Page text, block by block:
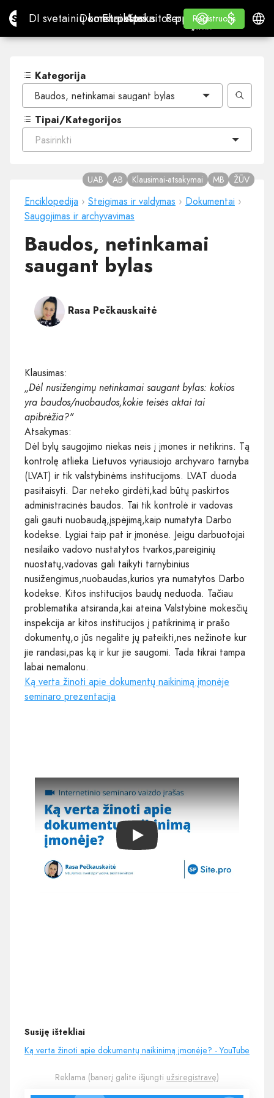
Site.proDI svetainių konstruktorius
DI svetainių konstruktorius
Domenai
DomenaiEl. paštas
El. paštasApskaitos programa
Apskaitos programa
Perpardavėjams
„WHITE LABEL“
Mokymasis
Mokymasis
Registruotis
Registruotis
Prisijungti
$
$
Kategorija
Baudos, netinkamai saugant bylas
Tipai/Kategorijos
Pasirinkti
Enciklopedija › Steigimas ir valdymas › Dokumentai ›
Saugojimas ir archyvavimas
Baudos, netinkamai
saugant bylas
UAB AB Klausimai-atsakymai MB ŽŪV
Rasa Pečkauskaitė
Klausimas:
„Dėl nusižengimų netinkamai saugant bylas: kokios
yra baudos/nuobaudos,kokie teisės aktai tai
apibrėžia?"
Atsakymas:
Dėl bylų saugojimo niekas neis į įmones ir netikrins. Tą
kontrolę atlieka Lietuvos vyriausiojo archyvaro tarnyba
(LVAT) ir tik valstybinėms institucijoms. LVAT duoda
pasitaisyti. Dar neteko girdėti,kad būtų paskirtos
administracinės baudos. Tai tik kontrolė ir vadovas
gali gauti nuobaudą,įspėjimą,kaip numatyta Darbo
kodekse. Lygiai taip pat ir įmonėse. Jeigu darbuotojai
nesilaiko vadovo nustatytos tvarkos,pareiginių
nuostatų,vadovas gali taikyti tarnybinius
nusižengimus,nuobaudas,kurios yra numatytos Darbo
kodekse. Kitos institucijos baudų neduoda. Tačiau
problematika atsiranda,kai ateina Valstybinė mokesčių
inspekcija ar kitos institucijos į patikrinimą ir prašo
dokumentų,o jūs negalite jų pateikti,nes nežinote kur
jie randasi,pas ką ir kur jie saugomi. Tada tikrai tampa
labai nemalonu.
Ką verta žinoti apie dokumentų naikinimą įmonėje
seminaro prezentacija
Play
Susiję ištekliai
Ką verta žinoti apie dokumentų naikinimą įmonėje? - YouTube
Reklama (banerį galite išjungti užsiregistravę)